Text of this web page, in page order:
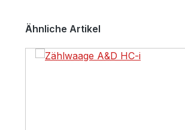
Produktgalerie überspringen
Ähnliche Artikel